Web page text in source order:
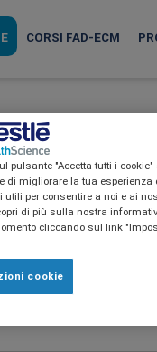
CORSI FAD-ECM
pulsante "Accetta tutti i
di migliorare la tua
utili per consentire a noi e ai
di più sulla nostra
cliccando sul link
cookie